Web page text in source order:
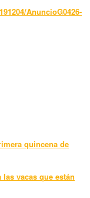
AnuncioG0426-
quincena de
vacas que están